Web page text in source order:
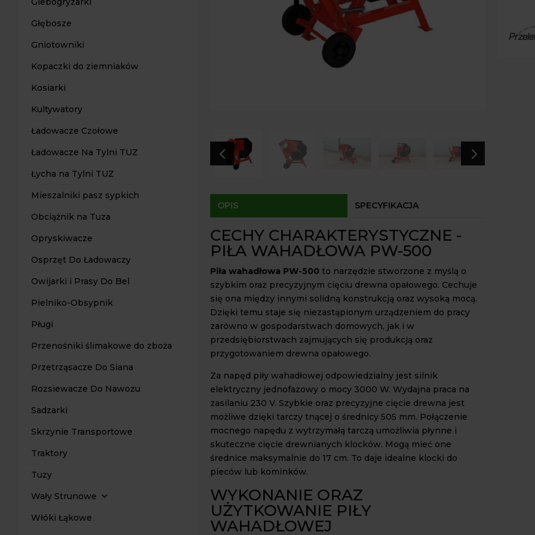
Głębosze
Gniotowniki
Kopaczki do ziemniaków
Kosiarki
Kultywatory
Ładowacze Czołowe
Ładowacze Na Tylni TUZ
Łycha na Tylni TUZ
Mieszalniki pasz sypkich
Obciążnik na Tuza
Opryskiwacze
Osprzęt Do Ładowaczy
Owijarki i Prasy Do Bel
Pielniko-Obsypnik
Pługi
Przenośniki ślimakowe do zboża
Przetrząsacze Do Siana
Rozsiewacze Do Nawozu
Sadzarki
Skrzynie Transportowe
Traktory
Tuzy
Wały Strunowe
Włóki Łąkowe
4 5
OPIS SPECYFIKACJA
CECHY CHARAKTERYSTYCZNE -
PIŁA WAHADŁOWA PW-500
Piła wahadłowa PW-500 to narzędzie stworzone z myślą o
szybkim oraz precyzyjnym cięciu drewna opałowego. Cechuje
się ona między innymi solidną konstrukcją oraz wysoką mocą.
Dzięki temu staje się niezastąpionym urządzeniem do pracy
zarówno w gospodarstwach domowych, jak i w
przedsiębiorstwach zajmujących się produkcją oraz
przygotowaniem drewna opałowego.
Za napęd piły wahadłowej odpowiedzialny jest silnik
elektryczny jednofazowy o mocy 3000 W. Wydajna praca na
zasilaniu 230 V. Szybkie oraz precyzyjne cięcie drewna jest
możliwe dzięki tarczy tnącej o średnicy 505 mm. Połączenie
mocnego napędu z wytrzymałą tarczą umożliwia płynne i
skuteczne cięcie drewnianych klocków. Mogą mieć one
średnice maksymalnie do 17 cm. To daje idealne klocki do
pieców lub kominków.
WYKONANIE ORAZ
UŻYTKOWANIE PIŁY
WAHADŁOWEJ
Agrol